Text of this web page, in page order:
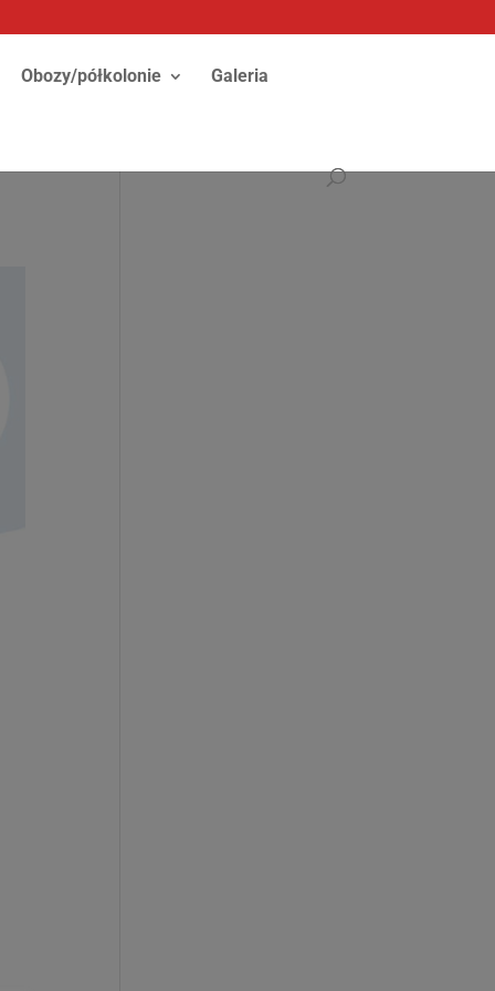
Obozy/półkolonie Galeria